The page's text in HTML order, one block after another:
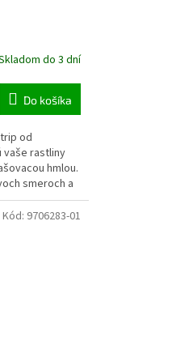
do 3 dní
Do košíka
od
vaše rastliny
hmlou.
smeroch a
Kód: 9706283-01